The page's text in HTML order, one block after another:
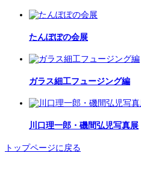
たんぽぽの会展
ガラス細工フュージング編
川口理一郎・磯間弘児写真展
トップページに戻る